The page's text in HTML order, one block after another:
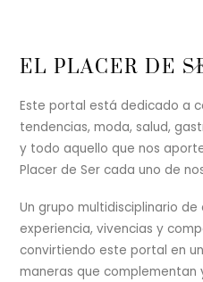
EL PLACER DE
Este portal está dedicado a
tendencias, moda, salud,
y todo aquello que nos
Placer de Ser cada uno de
Un grupo multidisciplinario
experiencia, vivencias y
convirtiendo este portal en
maneras que complementan